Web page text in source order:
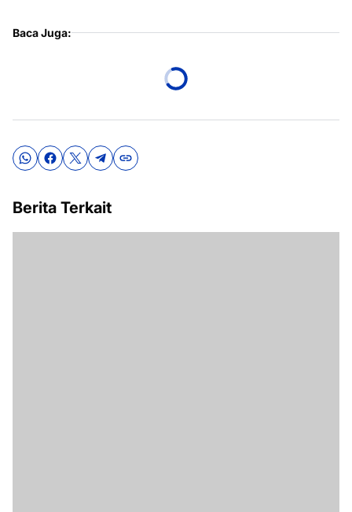
Baca Juga:
Berita Terkait